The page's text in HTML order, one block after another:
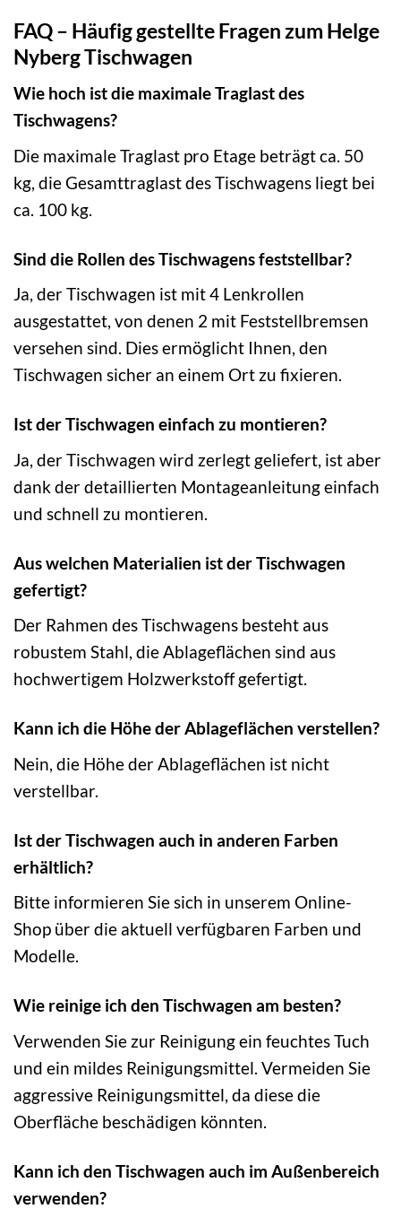
FAQ – Häufig gestellte Fragen zum Helge
Nyberg Tischwagen
Wie hoch ist die maximale Traglast des
Tischwagens?
Die maximale Traglast pro Etage beträgt ca. 50
kg, die Gesamttraglast des Tischwagens liegt bei
ca. 100 kg.
Sind die Rollen des Tischwagens feststellbar?
Ja, der Tischwagen ist mit 4 Lenkrollen
ausgestattet, von denen 2 mit Feststellbremsen
versehen sind. Dies ermöglicht Ihnen, den
Tischwagen sicher an einem Ort zu fixieren.
Ist der Tischwagen einfach zu montieren?
Ja, der Tischwagen wird zerlegt geliefert, ist aber
dank der detaillierten Montageanleitung einfach
und schnell zu montieren.
Aus welchen Materialien ist der Tischwagen
gefertigt?
Der Rahmen des Tischwagens besteht aus
robustem Stahl, die Ablageflächen sind aus
hochwertigem Holzwerkstoff gefertigt.
Kann ich die Höhe der Ablageflächen verstellen?
Nein, die Höhe der Ablageflächen ist nicht
verstellbar.
Ist der Tischwagen auch in anderen Farben
erhältlich?
Bitte informieren Sie sich in unserem Online-
Shop über die aktuell verfügbaren Farben und
Modelle.
Wie reinige ich den Tischwagen am besten?
Verwenden Sie zur Reinigung ein feuchtes Tuch
und ein mildes Reinigungsmittel. Vermeiden Sie
aggressive Reinigungsmittel, da diese die
Oberfläche beschädigen könnten.
Kann ich den Tischwagen auch im Außenbereich
verwenden?